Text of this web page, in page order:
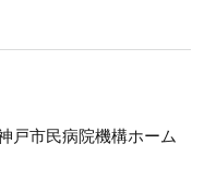
戸市民病院機構ホーム